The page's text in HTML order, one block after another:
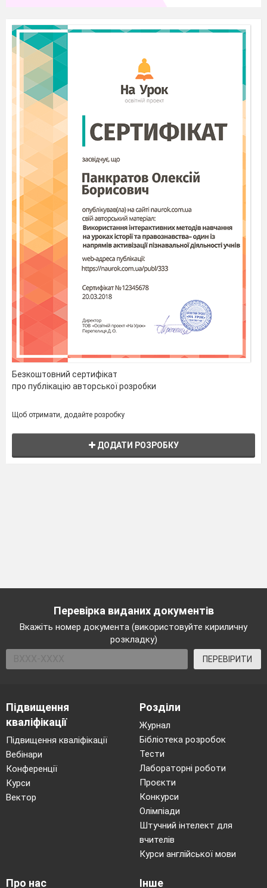
Безкоштовний сертифікат
про публікацію авторської розробки
Щоб отримати, додайте розробку
ДОДАТИ РОЗРОБКУ
Перевірка виданих документів
Вкажіть номер документа (використовуйте кириличну
розкладку)
ПЕРЕВІРИТИ
Підвищення
кваліфікації
Підвищення кваліфікації
Вебінари
Конференції
Курси
Вектор
Розділи
Журнал
Бібліотека розробок
Тести
Лабораторні роботи
Проєкти
Конкурси
Олімпіади
Штучний інтелект для
вчителів
Курси англійської мови
Про нас Інше